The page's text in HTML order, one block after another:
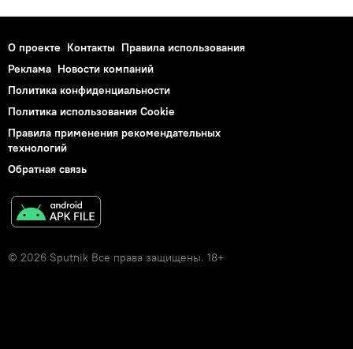
О проекте Контакты Правила использования
Реклама Новости компаний
Политика конфиденциальности
Политика использования Cookie
Правила применения рекомендательных
технологий
Обратная связь
© 2026 Sputnik Все права защищены. 18+